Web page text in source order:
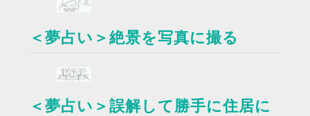
＜夢占い＞絶景を写真に撮る
＜夢占い＞誤解して勝手に住居に